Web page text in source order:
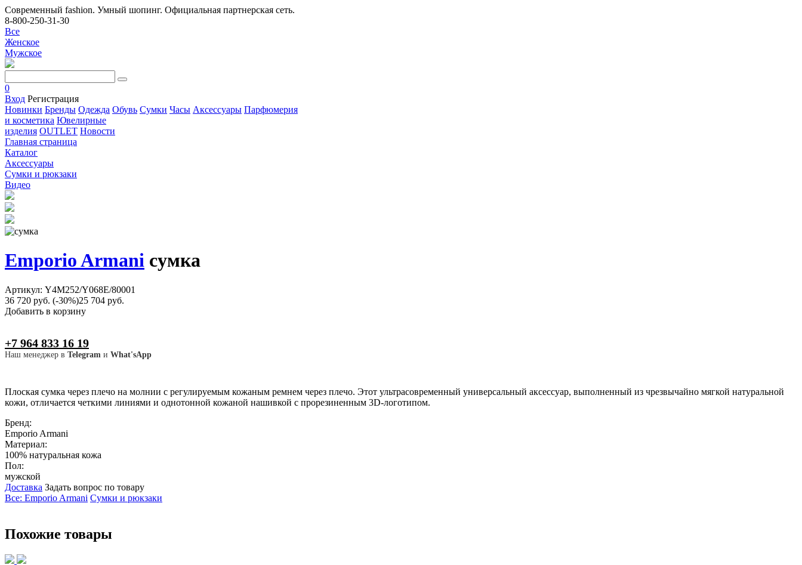
Современный fashion. Умный шопинг. Официальная партнерская сеть.
8-800-250-31-30
Все
Женское
Мужское
0
Вход Регистрация
Новинки Бренды Одежда Обувь Сумки Часы Аксессуары Парфюмерия
и косметика Ювелирные
изделия OUTLET Новости
Главная страница
Каталог
Аксессуары
Сумки и рюкзаки
Видео
Emporio Armani сумка
Артикул: Y4M252/Y068E/80001
36 720 руб. (-30%)25 704 руб.
Добавить в корзину
+7 964 833 16 19
Наш менеджер в Telegram и What'sApp
Плоская сумка через плечо на молнии с регулируемым кожаным ремнем через плечо. Этот ультрасовременный универсальный аксессуар, выполненный из чрезвычайно мягкой натуральной
кожи, отличается четкими линиями и однотонной кожаной нашивкой с прорезиненным 3D-логотипом.
Бренд:
Emporio Armani
Материал:
100% натуральная кожа
Пол:
мужской
Доставка Задать вопрос по товару
Все: Emporio Armani Сумки и рюкзаки
Похожие товары